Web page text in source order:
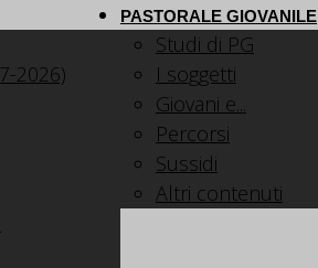
2026)
PASTORALE GIOVANILE
Studi di PG
I soggetti
Giovani e...
Percorsi
Sussidi
Altri contenuti